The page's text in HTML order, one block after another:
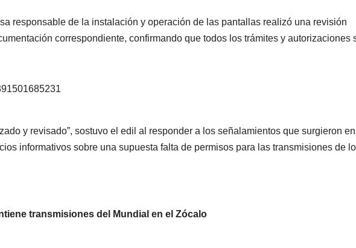
responsable de la instalación y operación de las pantallas realizó una revisión
correspondiente, confirmando que todos los trámites y autorizaciones
y revisado”, sostuvo el edil al responder a los señalamientos que surgieron en
informativos sobre una supuesta falta de permisos para las transmisiones de
transmisiones del Mundial en el Zócalo
Carmelitas
que conquista
Oreo®